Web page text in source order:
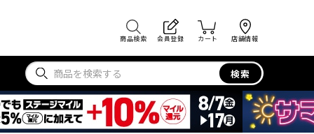
商品検索 会員登録 カート 店舗情報
検索